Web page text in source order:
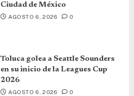
Ciudad de México
AGOSTO 6, 2026 0
Toluca golea a Seattle Sounders
en su inicio de la Leagues Cup
2026
AGOSTO 6, 2026 0